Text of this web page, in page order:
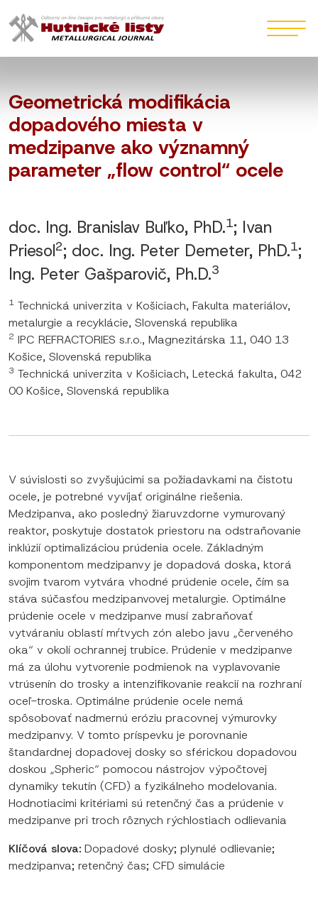
Geometrická modifikácia
dopadového miesta v
medzipanve ako významný
parameter „flow control“ ocele
doc. Ing. Branislav Buľko, PhD.1; Ivan
Priesol2; doc. Ing. Peter Demeter, PhD.1;
Ing. Peter Gašparovič, Ph.D.3
1 Technická univerzita v Košiciach, Fakulta materiálov,
metalurgie a recyklácie, Slovenská republika
2 IPC REFRACTORIES s.r.o., Magnezitárska 11, 040 13
Košice, Slovenská republika
3 Technická univerzita v Košiciach, Letecká fakulta, 042
00 Košice, Slovenská republika
V súvislosti so zvyšujúcimi sa požiadavkami na čistotu
ocele, je potrebné vyvíjať originálne riešenia.
Medzipanva, ako posledný žiaruvzdorne vymurovaný
reaktor, poskytuje dostatok priestoru na odstraňovanie
inklúzií optimalizáciou prúdenia ocele. Základným
komponentom medzipanvy je dopadová doska, ktorá
svojim tvarom vytvára vhodné prúdenie ocele, čím sa
stáva súčasťou medzipanvovej metalurgie. Optimálne
prúdenie ocele v medzipanve musí zabraňovať
vytváraniu oblastí mŕtvych zón alebo javu „červeného
oka“ v okolí ochrannej trubice. Prúdenie v medzipanve
má za úlohu vytvorenie podmienok na vyplavovanie
vtrúsenín do trosky a intenzifikovanie reakcií na rozhraní
oceľ-troska. Optimálne prúdenie ocele nemá
spôsobovať nadmernú eróziu pracovnej výmurovky
medzipanvy. V tomto príspevku je porovnanie
štandardnej dopadovej dosky so sférickou dopadovou
doskou „Spheric“ pomocou nástrojov výpočtovej
dynamiky tekutín (CFD) a fyzikálneho modelovania.
Hodnotiacimi kritériami sú retenčný čas a prúdenie v
medzipanve pri troch rôznych rýchlostiach odlievania
Klíčová slova: Dopadové dosky; plynulé odlievanie;
medzipanva; retenčný čas; CFD simulácie